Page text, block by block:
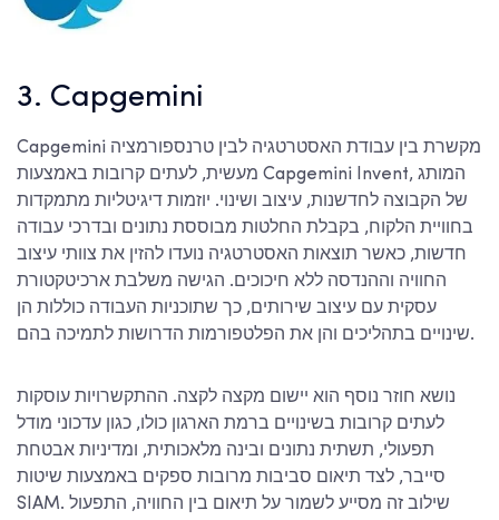
3. Capgemini
Capgemini מקשרת בין עבודת האסטרטגיה לבין טרנספורמציה
מעשית, לעתים קרובות באמצעות Capgemini Invent, המותג
של הקבוצה לחדשנות, עיצוב ושינוי. יוזמות דיגיטליות מתמקדות
בחוויית הלקוח, בקבלת החלטות מבוססת נתונים ובדרכי עבודה
חדשות, כאשר תוצאות האסטרטגיה נועדו להזין את צוותי עיצוב
החוויה וההנדסה ללא חיכוכים. הגישה משלבת ארכיטקטורת
עסקית עם עיצוב שירותים, כך שתוכניות העבודה כוללות הן
שינויים בתהליכים והן את הפלטפורמות הדרושות לתמיכה בהם.
נושא חוזר נוסף הוא יישום מקצה לקצה. ההתקשרויות עוסקות
לעתים קרובות בשינויים ברמת הארגון כולו, כגון עדכוני מודל
תפעולי, תשתית נתונים ובינה מלאכותית, ומדיניות אבטחת
סייבר, לצד תיאום סביבות מרובות ספקים באמצעות שיטות
SIAM. שילוב זה מסייע לשמור על תיאום בין החוויה, התפעול